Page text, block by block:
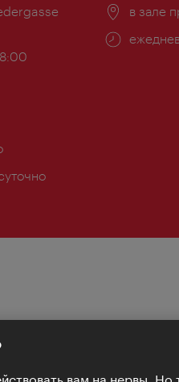
в зале
Часы